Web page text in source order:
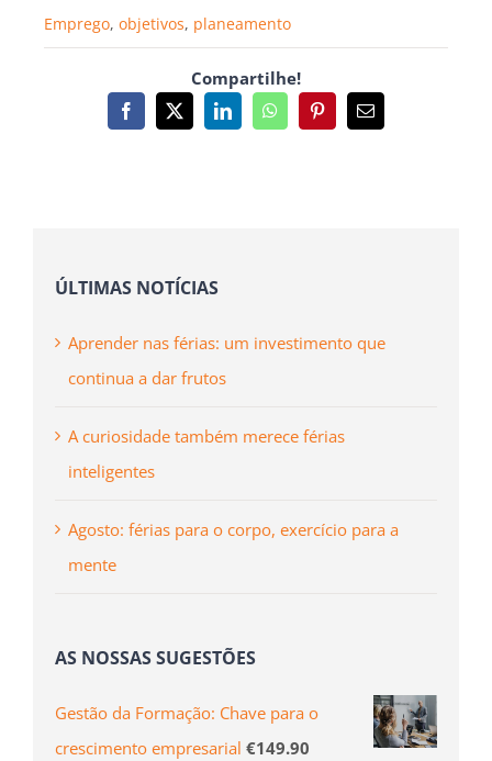
Emprego, objetivos, planeamento
Compartilhe!
Facebook
X LinkedInWhatsAppPinterestEmail
(necessário
ÚLTIMAS NOTÍCIAS
Aprender nas férias: um investimento que
continua a dar frutos
A curiosidade também merece férias
inteligentes
Agosto: férias para o corpo, exercício para a
mente
AS NOSSAS SUGESTÕES
Gestão da Formação: Chave para o
crescimento empresarial €149.90